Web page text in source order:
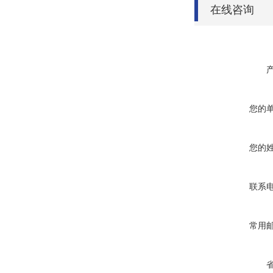
在线咨询
您的
您的
联系
常用